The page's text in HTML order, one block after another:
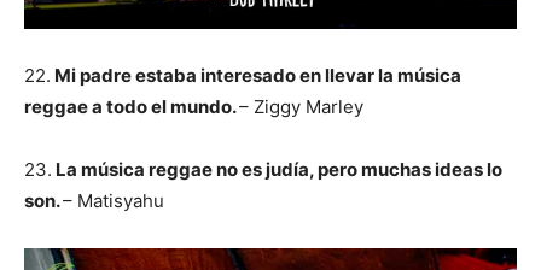
22. Mi padre estaba interesado en llevar la música
reggae a todo el mundo.– Ziggy Marley
23. La música reggae no es judía, pero muchas ideas lo
son.– Matisyahu